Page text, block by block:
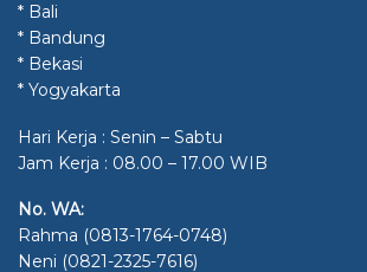
* Bali
* Bandung
* Bekasi
* Yogyakarta
Hari Kerja : Senin – Sabtu
Jam Kerja : 08.00 – 17.00 WIB
No. WA:
Rahma (0813-1764-0748)
Neni (0821-2325-7616)